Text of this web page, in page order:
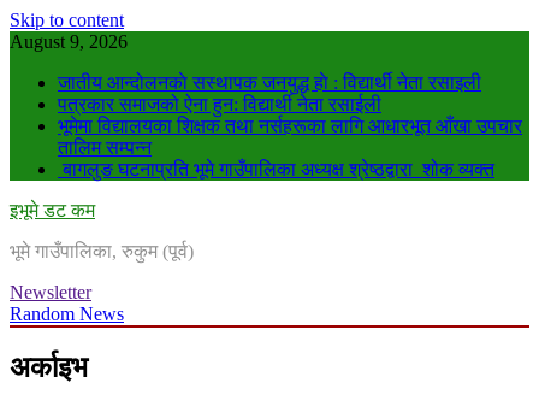
Skip to content
August 9, 2026
जातीय आन्दोलनकाे सस्थापक जनयुद्ध हाे : विद्यार्थी नेता रसाइली
पत्रकार समाजको ऐना हुन: विद्यार्थी नेता रसाईली
भूमेमा विद्यालयका शिक्षक तथा नर्सहरूका लागि आधारभूत आँखा उपचार
तालिम सम्पन्न
बागलुङ घटनाप्रति भूमे गाउँपालिका अध्यक्ष श्रेष्ठद्वारा शोक व्यक्त
इभूमे डट कम
भूमे गाउँपालिका, रुकुम (पूर्व)
Newsletter
Random News
अर्काइभ